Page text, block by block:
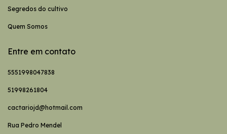
Segredos do cultivo
Quem Somos
Entre em contato
5551998047838
51998261804
cactariojd@hotmail.com
Rua Pedro Mendel